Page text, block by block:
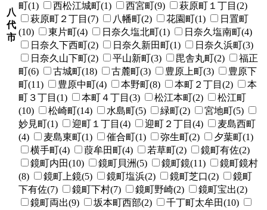
八
代
市
町(1)
西松江城町(1) 西宮町(9)
萩原町１丁目(2)
萩原町２丁目(7)
八幡町(2) 花園町(1)
日置町
(10)
東片町(4) 日奈久塩北町(1)
日奈久塩南町(4)
日奈久下西町(2)
日奈久新田町(1)
日奈久浜町(3)
日奈久山下町(2)
平山新町(3) 毘舎丸町(2)
福正
町(6)
古城町(18) 古麓町(3) 豊原上町(3)
豊原下
町(11)
豊原中町(4) 本野町(8) 本町２丁目(2)
本
町３丁目(1)
本町４丁目(3) 松江本町(2)
松江町
(10)
松崎町(14) 水島町(5) 緑町(2)
宮地町(5)
妙見町(1)
迎町１丁目(4) 迎町２丁目(4)
麦島西町
(4)
麦島東町(1) 催合町(1) 弥生町(2)
夕葉町(1)
横手町(4)
葭牟田町(4) 若草町(2)
鏡町有佐(2)
鏡町内田(10)
鏡町貝洲(5) 鏡町鏡(11)
鏡町鏡村
(8)
鏡町上鏡(5) 鏡町塩浜(2) 鏡町芝口(2)
鏡町
下有佐(7)
鏡町下村(7) 鏡町野崎(2)
鏡町宝出(2)
鏡町両出(9)
坂本町西部(2)
千丁町太牟田(10)